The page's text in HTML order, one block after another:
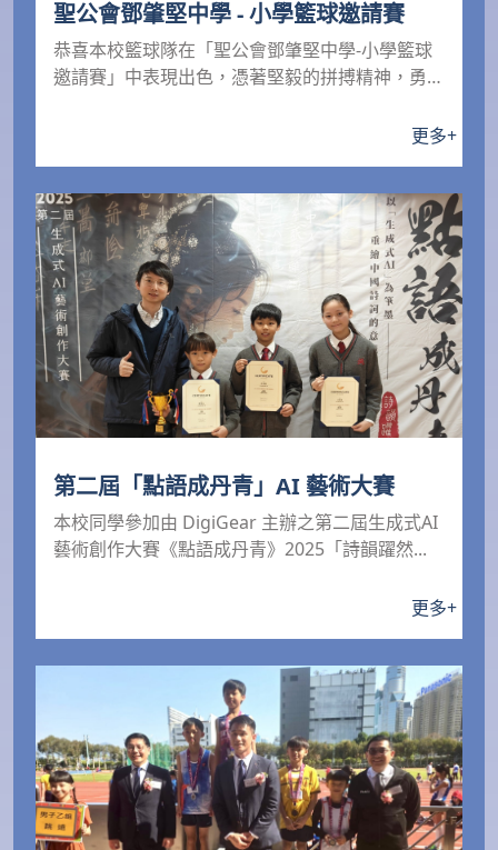
聖公會鄧肇堅中學 - 小學籃球邀請賽
恭喜本校籃球隊在「聖公會鄧肇堅中學-小學籃球
邀請賽」中表現出色，憑著堅毅的拼搏精神，勇奪
更多+
第二屆「點語成丹青」AI 藝術大賽
本校同學參加由 DigiGear 主辦之第二屆生成式AI
藝術創作大賽《點語成丹青》2025「詩韻躍然...
更多+